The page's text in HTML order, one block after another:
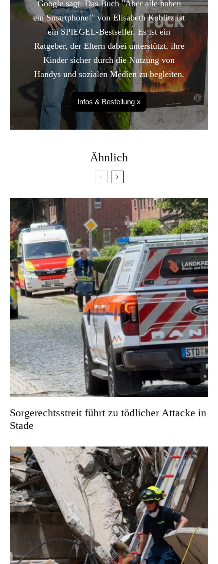
Google sagt: Das Buch "Aber alle haben
ein Smartphone!" von Elisabeth Koblitz ist
ein SPIEGEL-Bestseller. Es ist ein
Ratgeber, der Eltern dabei unterstützt, ihre
Kinder sicher durch die Nutzung von
Handys und sozialen Medien zu begleiten.
Infos & Bestellung »
Ähnlich
Sorgerechtsstreit führt zu tödlicher Attacke in
Stade